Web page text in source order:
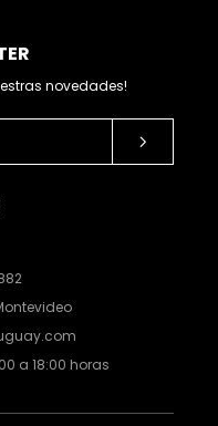
a 18:00 horas
novedades!